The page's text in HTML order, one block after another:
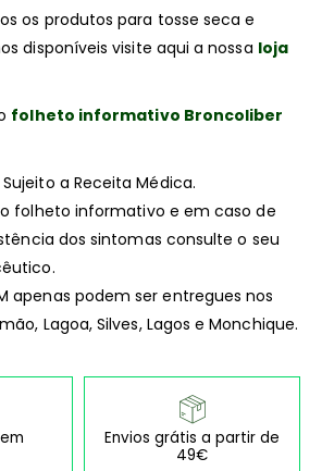
os produtos para tosse seca e
disponíveis visite aqui a nossa loja
folheto informativo Broncoliber
a Receita Médica.
folheto informativo e em caso de
dos sintomas consulte o seu
apenas podem ser entregues nos
Lagoa, Silves, Lagos e Monchique.
Envios grátis a partir de
49€